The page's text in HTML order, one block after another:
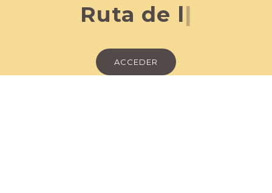
Ruta a |
ACCEDER